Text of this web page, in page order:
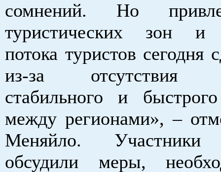
сомнений. Но
туристических зон и
потока туристов сегодня
из-за отсутствия
стабильного и
между регионами», –
Меняйло. Участники
обсудили меры,